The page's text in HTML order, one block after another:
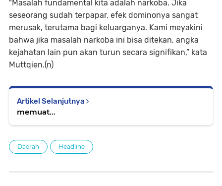
"Masalah fundamental kita adalah narkoba. Jika
seseorang sudah terpapar, efek dominonya sangat
merusak, terutama bagi keluarganya. Kami meyakini
bahwa jika masalah narkoba ini bisa ditekan, angka
kejahatan lain pun akan turun secara signifikan,” kata
Muttqien.(n)
Artikel Selanjutnya
memuat...
Daerah Headline